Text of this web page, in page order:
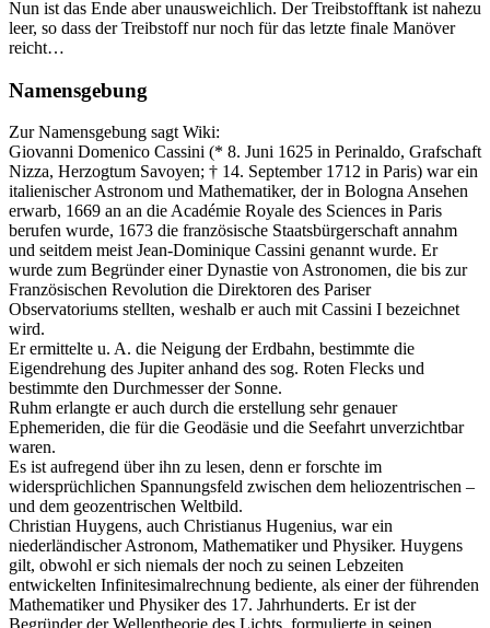
Nun ist das Ende aber unausweichlich. Der Treibstofftank ist nahezu
leer, so dass der Treibstoff nur noch für das letzte finale Manöver
reicht…
Namensgebung
Zur Namensgebung sagt Wiki:
Giovanni Domenico Cassini (* 8. Juni 1625 in Perinaldo, Grafschaft
Nizza, Herzogtum Savoyen; † 14. September 1712 in Paris) war ein
italienischer Astronom und Mathematiker, der in Bologna Ansehen
erwarb, 1669 an an die Académie Royale des Sciences in Paris
berufen wurde, 1673 die französische Staatsbürgerschaft annahm
und seitdem meist Jean-Dominique Cassini genannt wurde. Er
wurde zum Begründer einer Dynastie von Astronomen, die bis zur
Französischen Revolution die Direktoren des Pariser
Observatoriums stellten, weshalb er auch mit Cassini I bezeichnet
wird.
Er ermittelte u. A. die Neigung der Erdbahn, bestimmte die
Eigendrehung des Jupiter anhand des sog. Roten Flecks und
bestimmte den Durchmesser der Sonne.
Ruhm erlangte er auch durch die erstellung sehr genauer
Ephemeriden, die für die Geodäsie und die Seefahrt unverzichtbar
waren.
Es ist aufregend über ihn zu lesen, denn er forschte im
widersprüchlichen Spannungsfeld zwischen dem heliozentrischen –
und dem geozentrischen Weltbild.
Christian Huygens, auch Christianus Hugenius, war ein
niederländischer Astronom, Mathematiker und Physiker. Huygens
gilt, obwohl er sich niemals der noch zu seinen Lebzeiten
entwickelten Infinitesimalrechnung bediente, als einer der führenden
Mathematiker und Physiker des 17. Jahrhunderts. Er ist der